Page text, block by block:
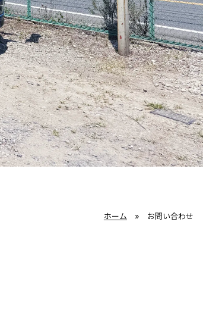
ホーム » お問い合わせ